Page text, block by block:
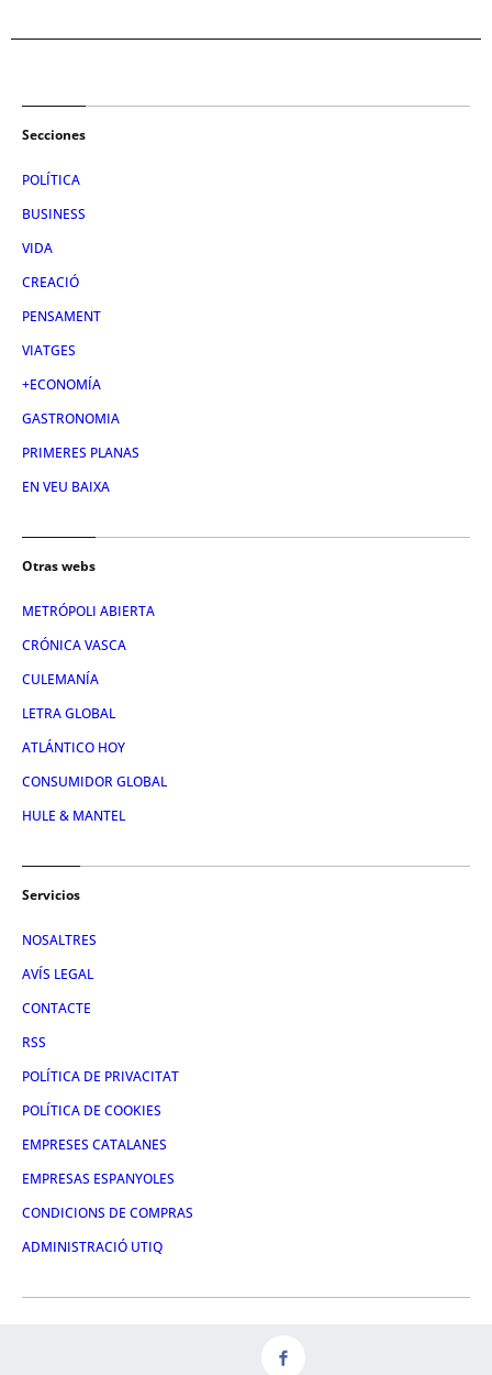
Secciones
POLÍTICA
BUSINESS
VIDA
CREACIÓ
PENSAMENT
VIATGES
+ECONOMÍA
GASTRONOMIA
PRIMERES PLANAS
EN VEU BAIXA
Otras webs
METRÓPOLI ABIERTA
CRÓNICA VASCA
CULEMANÍA
LETRA GLOBAL
ATLÁNTICO HOY
CONSUMIDOR GLOBAL
HULE & MANTEL
Servicios
NOSALTRES
AVÍS LEGAL
CONTACTE
RSS
POLÍTICA DE PRIVACITAT
POLÍTICA DE COOKIES
EMPRESES CATALANES
EMPRESAS ESPANYOLES
CONDICIONS DE COMPRAS
ADMINISTRACIÓ UTIQ